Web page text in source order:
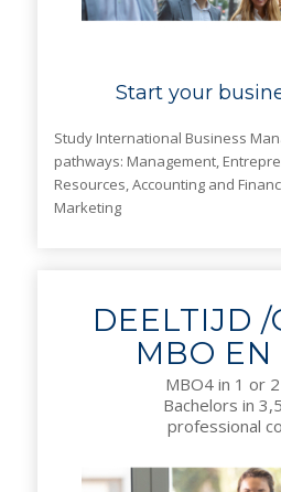
Start your
Study International Business
pathways: Management,
Resources, Accounting and
Marketing
DEELTIJD
MBO EN
MBO4 in 1 or
Bachelors in
professional